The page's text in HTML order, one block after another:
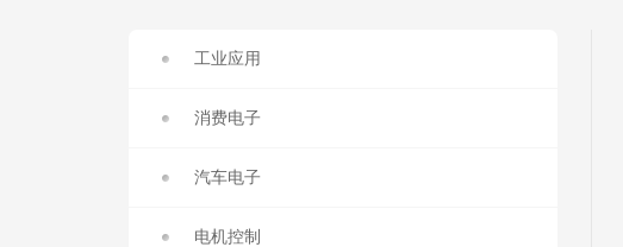
工业应用
消费电子
汽车电子
电机控制